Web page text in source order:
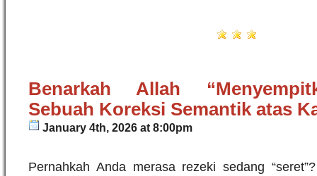
Benarkah Allah
Sebuah Koreksi Semantik atas
January 4th, 2026 at 8:00pm
Pernahkah Anda merasa rezeki sedang